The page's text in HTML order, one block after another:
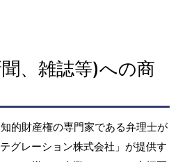
、雑誌等)への商
的財産権の専門家である弁理士が
グレーション株式会社」が提供す